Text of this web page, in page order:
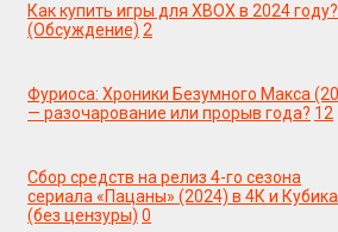
Как купить игры для XBOX в 2024 году?
(Обсуждение) 2
Фуриоса: Хроники Безумного Макса
— разочарование или прорыв года? 12
Сбор средств на релиз 4-го сезона
сериала «Пацаны» (2024) в 4К и
(без цензуры) 0